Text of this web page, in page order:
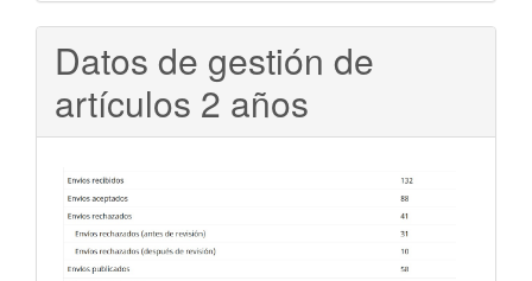
Datos de gestión de
artículos 2 años